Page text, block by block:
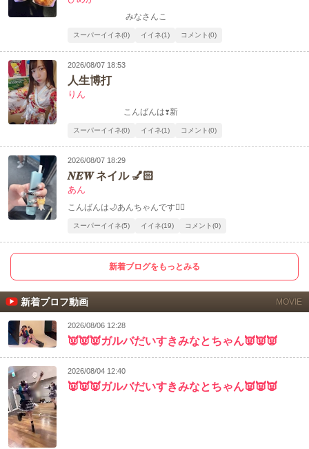
みなさんこ
スーパーイイネ(0) イイネ(1) コメント(0)
2026/08/07 18:53
人生博打
りん
こんばんは❣️新
スーパーイイネ(0) イイネ(1) コメント(0)
2026/08/07 18:29
𝑵𝑬𝑾 ネイル 💅🏻
あん
こんばんは🌙あんちゃんです✌🏻
スーパーイイネ(5) イイネ(19) コメント(0)
新着ブログをもっとみる
新着プロフ動画 MOVIE
2026/08/06 12:28
👿👿👿ガルバだいすきみなとちゃん👿👿👿
2026/08/04 12:40
👿👿👿ガルバだいすきみなとちゃん👿👿👿